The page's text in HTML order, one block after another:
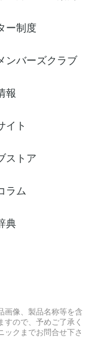
ー制度
ンバーズクラブ
報
イト
ストア
ラム
典
画像、製品名称等を含
ので、予めご了承く
ックまでお問合せ下さ